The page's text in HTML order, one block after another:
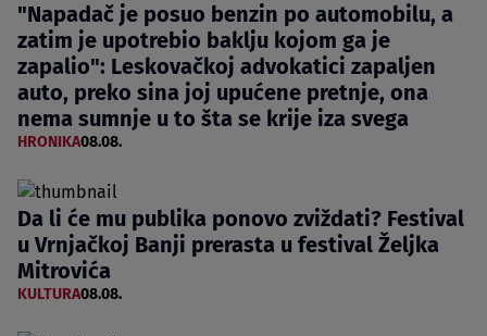
"Napadač je posuo benzin po automobilu, a
zatim je upotrebio baklju kojom ga je
zapalio": Leskovačkoj advokatici zapaljen
auto, preko sina joj upućene pretnje, ona
nema sumnje u to šta se krije iza svega
HRONIKA08.08.
Da li će mu publika ponovo zviždati? Festival
u Vrnjačkoj Banji prerasta u festival Željka
Mitrovića
KULTURA08.08.